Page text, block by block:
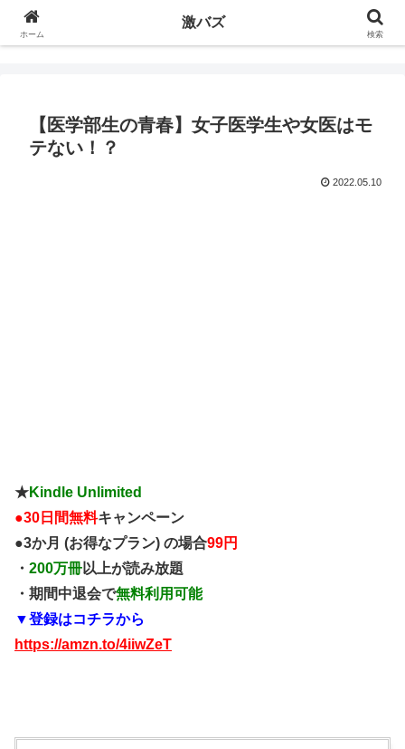
【医学部生の青春】女子医学生や女医はモ
テない！？
2022.05.10
★Kindle Unlimited
●30日間無料キャンペーン
●3か月 (お得なプラン) の場合99円
・ 200万冊以上が読み放題
・期間中退会で無料利用可能
▼登録はコチラから
https://amzn.to/4iiwZeT
ホーム
激バズ
検索